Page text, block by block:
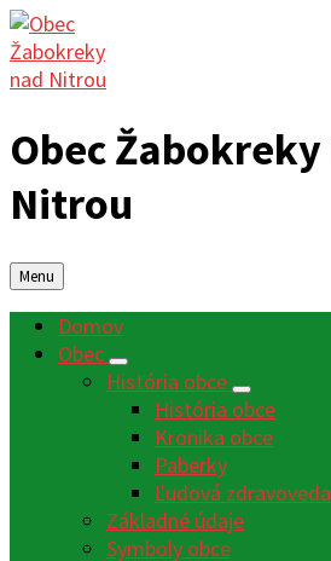
Obec Žabokreky
Nitrou
Menu
Domov
Obec
História obce
História obce
Kronika obce
Paberky
Ľudová zdravoveda
Základné údaje
Symboly obce